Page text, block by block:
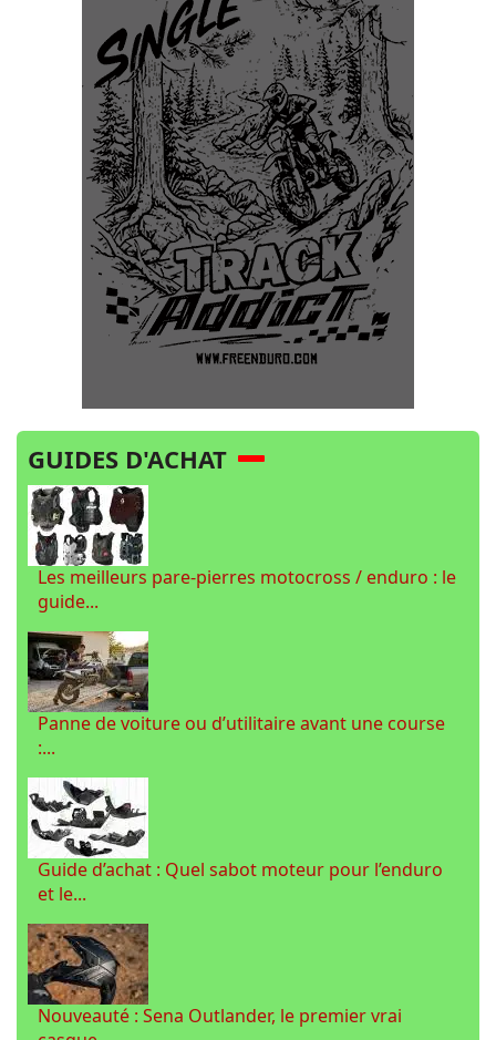
GUIDES D'ACHAT
Les meilleurs pare-pierres motocross / enduro : le
guide...
Panne de voiture ou d’utilitaire avant une course
:...
Guide d’achat : Quel sabot moteur pour l’enduro
et le...
Nouveauté : Sena Outlander, le premier vrai